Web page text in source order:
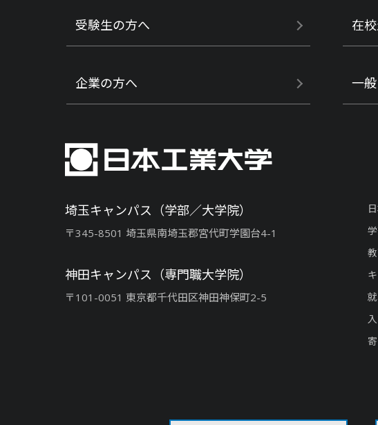
受験生の方へ 在
企業の方へ 一
埼玉キャンパス（学部／大学院）
〒345-8501 埼玉県南埼玉郡宮代町学園台4-1
神田キャンパス（専門職大学院）
〒101-0051 東京都千代田区神田神保町2-5